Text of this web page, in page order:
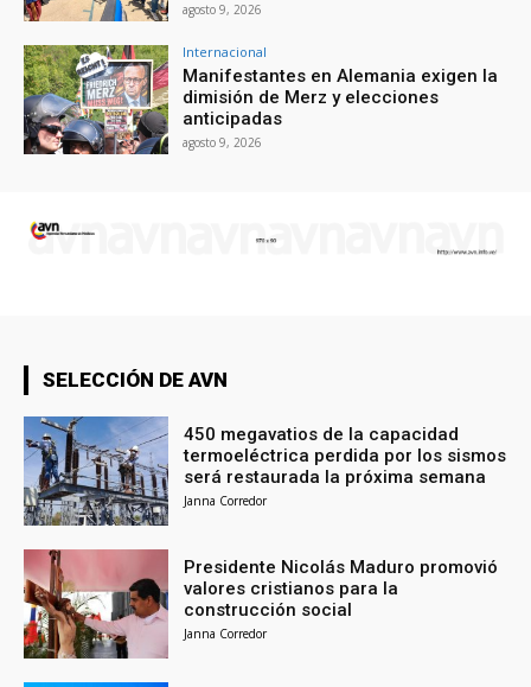
agosto 9, 2026
Internacional
Manifestantes en Alemania exigen la
dimisión de Merz y elecciones
anticipadas
agosto 9, 2026
SELECCIÓN DE AVN
450 megavatios de la capacidad
termoeléctrica perdida por los sismos
será restaurada la próxima semana
Janna Corredor
Presidente Nicolás Maduro promovió
valores cristianos para la
construcción social
Janna Corredor